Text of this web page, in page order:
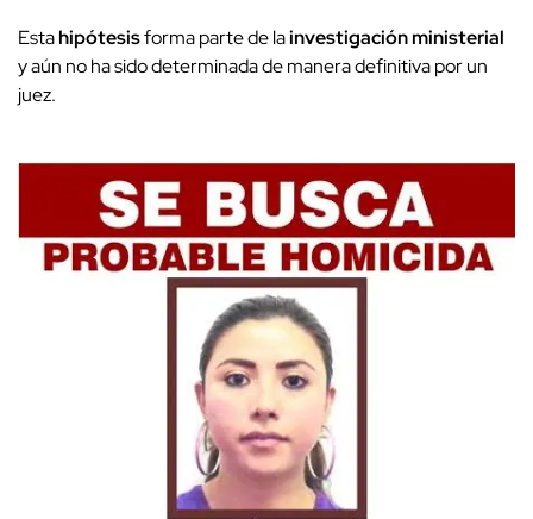
Estahipótesisforma parte de lainvestigación ministerial
y aún no ha sido determinada de manera definitiva por un
juez.